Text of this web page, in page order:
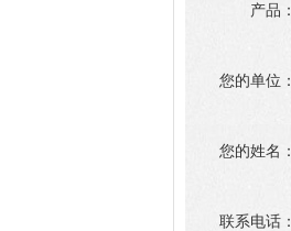
产品：
您的单位：
您的姓名：
联系电话：